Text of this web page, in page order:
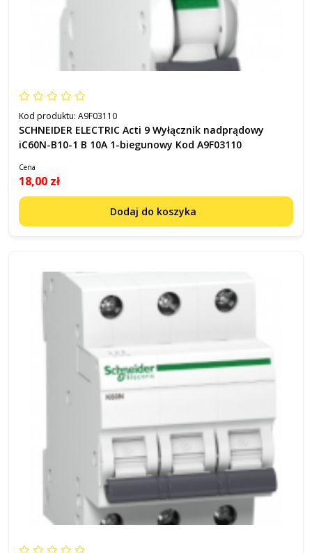
Kod produktu: A9F03110
SCHNEIDER ELECTRIC Acti 9 Wyłącznik nadprądowy
iC60N-B10-1 B 10A 1-biegunowy Kod A9F03110
Cena
18,00 zł
Dodaj do koszyka